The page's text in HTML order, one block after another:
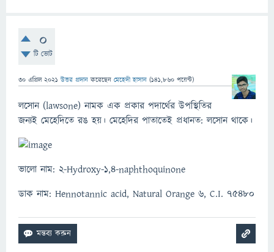
0
টি ভোট
30 এপ্রিল 2021 উত্তর প্রদান করেছেন মেহেদী হাসান (141,860 পয়েন্ট)
লসোন (lawsone) নামক এক প্রকার পদার্থের উপস্থিতির
জন্যই মেহেদিতে রঙ হয়। মেহেদির পাতাতেই প্রধানত: লসোন থাকে।
ভালো নাম: 2-Hydroxy-1,4-naphthoquinone
ডাক নাম: Hennotannic acid, Natural Orange 6, C.I. 75480